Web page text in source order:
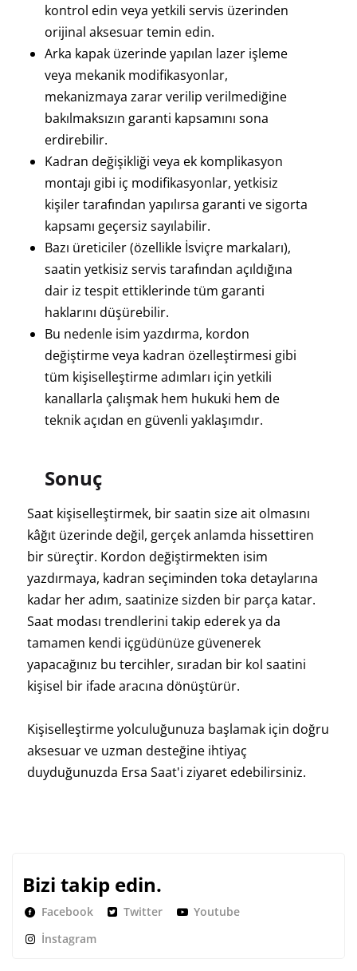
kontrol edin veya yetkili servis üzerinden
orijinal aksesuar temin edin.
Arka kapak üzerinde yapılan lazer işleme
veya mekanik modifikasyonlar,
mekanizmaya zarar verilip verilmediğine
bakılmaksızın garanti kapsamını sona
erdirebilir.
Kadran değişikliği veya ek komplikasyon
montajı gibi iç modifikasyonlar, yetkisiz
kişiler tarafından yapılırsa garanti ve sigorta
kapsamı geçersiz sayılabilir.
Bazı üreticiler (özellikle İsviçre markaları),
saatin yetkisiz servis tarafından açıldığına
dair iz tespit ettiklerinde tüm garanti
haklarını düşürebilir.
Bu nedenle isim yazdırma, kordon
değiştirme veya kadran özelleştirmesi gibi
tüm kişiselleştirme adımları için yetkili
kanallarla çalışmak hem hukuki hem de
teknik açıdan en güvenli yaklaşımdır.
Sonuç
Saat kişiselleştirmek, bir saatin size ait olmasını
kâğıt üzerinde değil, gerçek anlamda hissettiren
bir süreçtir. Kordon değiştirmekten isim
yazdırmaya, kadran seçiminden toka detaylarına
kadar her adım, saatinize sizden bir parça katar.
Saat modası trendlerini takip ederek ya da
tamamen kendi içgüdünüze güvenerek
yapacağınız bu tercihler, sıradan bir kol saatini
kişisel bir ifade aracına dönüştürür.
Kişiselleştirme yolculuğunuza başlamak için doğru
aksesuar ve uzman desteğine ihtiyaç
duyduğunuzda Ersa Saat'i ziyaret edebilirsiniz.
Bizi takip edin.
Facebook Twitter
Youtube
İnstagram